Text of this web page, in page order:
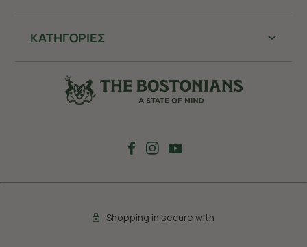
ΚΑΤΗΓΟΡΙΕΣ
Shopping in secure with